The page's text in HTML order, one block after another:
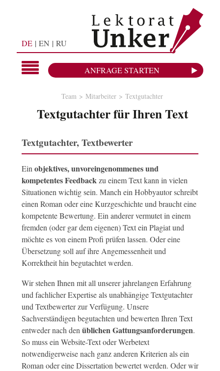
DE EN RU
ANFRAGE STARTEN
Team Mitarbeiter Textgutachter
Textgutachter für Ihren Text
Textgutachter, Textbewerter
Ein objektives, unvoreingenommenes und
kompetentes Feedback zu einem Text kann in vielen
Situationen wichtig sein. Manch ein Hobbyautor schreibt
einen Roman oder eine Kurzgeschichte und braucht eine
kompetente Bewertung. Ein anderer vermutet in einem
fremden (oder gar dem eigenen) Text ein Plagiat und
möchte es von einem Profi prüfen lassen. Oder eine
Übersetzung soll auf ihre Angemessenheit und
Korrektheit hin begutachtet werden.
Wir stehen Ihnen mit all unserer jahrelangen Erfahrung
und fachlicher Expertise als unabhängige Textgutachter
und Textbewerter zur Verfügung. Unsere
Sachverständigen begutachten und bewerten Ihren Text
entweder nach den üblichen Gattungsanforderungen.
So muss ein Website-Text oder Werbetext
notwendigerweise nach ganz anderen Kriterien als ein
Roman oder eine Dissertation bewertet werden. Oder wir